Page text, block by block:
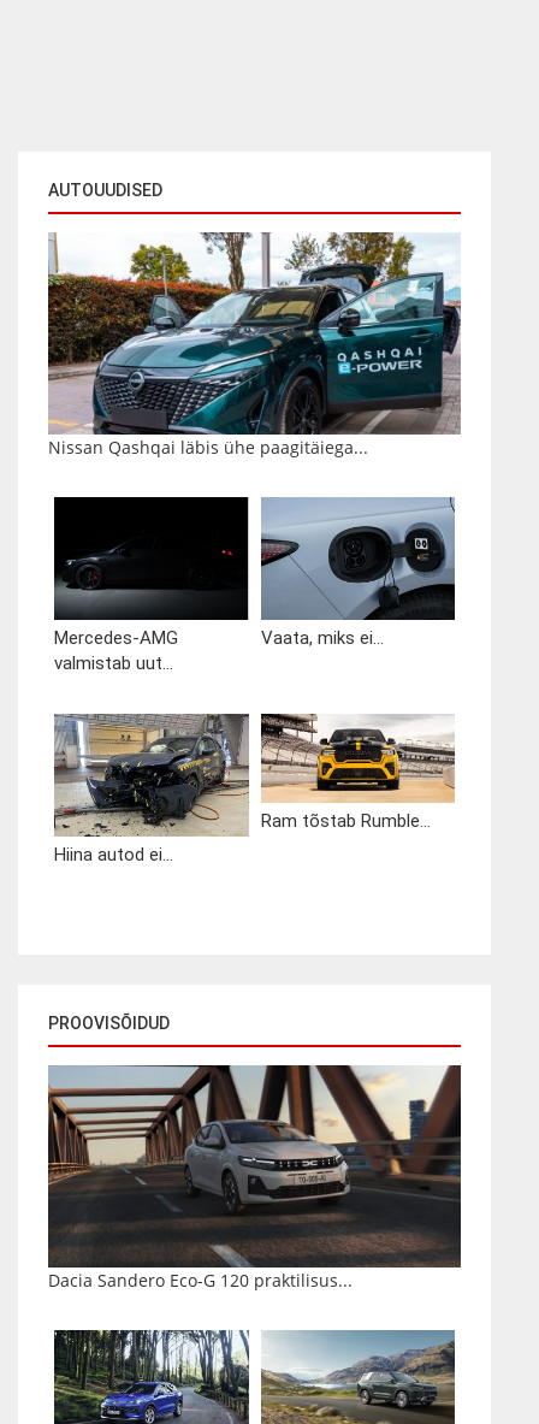
AUTOUUDISED
Nissan Qashqai läbis ühe paagitäiega...
Mercedes-AMG
valmistab uut...
Vaata, miks ei...
Hiina autod ei...
Ram tõstab Rumble...
PROOVISÕIDUD
Dacia Sandero Eco-G 120 praktilisus...